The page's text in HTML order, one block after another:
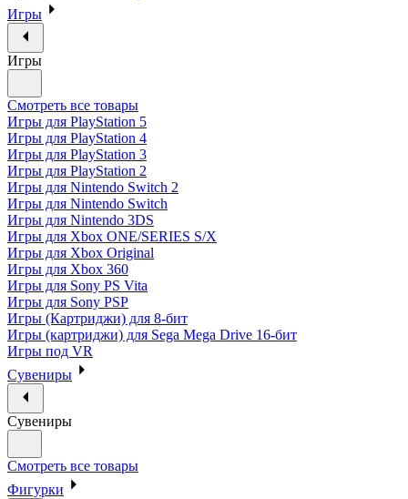
Игры
Игры
Смотреть все товары
Игры для PlayStation 5
Игры для PlayStation 4
Игры для PlayStation 3
Игры для PlayStation 2
Игры для Nintendo Switch 2
Игры для Nintendo Switch
Игры для Nintendo 3DS
Игры для Xbox ONE/SERIES S/X
Игры для Xbox Original
Игры для Xbox 360
Игры для Sony PS Vita
Игры для Sony PSP
Игры (Картриджи) для 8-бит
Игры (картриджи) для Sega Mega Drive 16-бит
Игры под VR
Сувениры
Сувениры
Смотреть все товары
Фигурки